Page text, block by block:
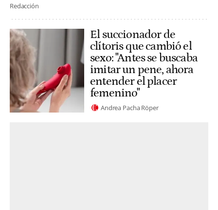
Redacción
El succionador de
clítoris que cambió el
sexo: "Antes se buscaba
imitar un pene, ahora
entender el placer
femenino"
Andrea Pacha Röper